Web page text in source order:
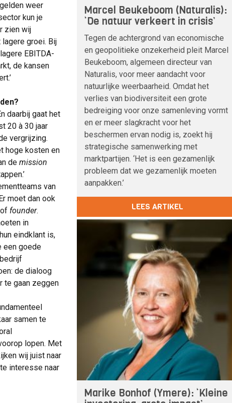
weer
kun je
zien wij
groei. Bij
EBITDA-
de kansen
daarbij gaat het
20 à 30 jaar
vergrijzing.
hoge kosten en
de mission
van
moet dan ook
founder.
in
eindklant is,
een goede
de dialoog
te gaan zeggen
samen te
lopen. Met
wij juist naar
interesse naar
Marcel Beukeboom (Naturalis):
‘De natuur verkeert in crisis’
Tegen de achtergrond van economische
en geopolitieke onzekerheid pleit Marcel
Beukeboom, algemeen directeur van
Naturalis, voor meer aandacht voor
natuurlijke weerbaarheid. Omdat het
verlies van biodiversiteit een grote
bedreiging voor onze samenleving vormt
en er meer slagkracht voor het
beschermen ervan nodig is, zoekt hij
strategische samenwerking met
marktpartijen. ‘Het is een gezamenlijk
probleem dat we gezamenlijk moeten
aanpakken.’
LEES ARTIKEL
Marike Bonhof (Ymere): ‘Kleine